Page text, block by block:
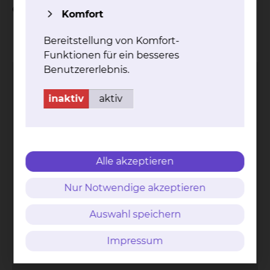
einem Besuch zugestimmt haben.
Bildnachweise
Entgelttransparenz
Cookie Einstellungen
Freisestr. 9/10
Fax: 0531/595-1322
info@klinikum-braunschweig.de
Komfort
Bereitstellung von Komfort-
Funktionen für ein besseres
Benutzererlebnis.
inaktiv aktiv
Alle akzeptieren
Nur Notwendige akzeptieren
Auswahl speichern
Impressum